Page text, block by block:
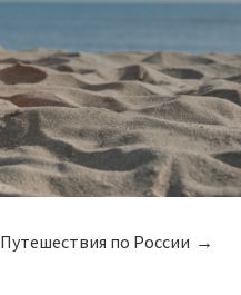
Путешествия по России →